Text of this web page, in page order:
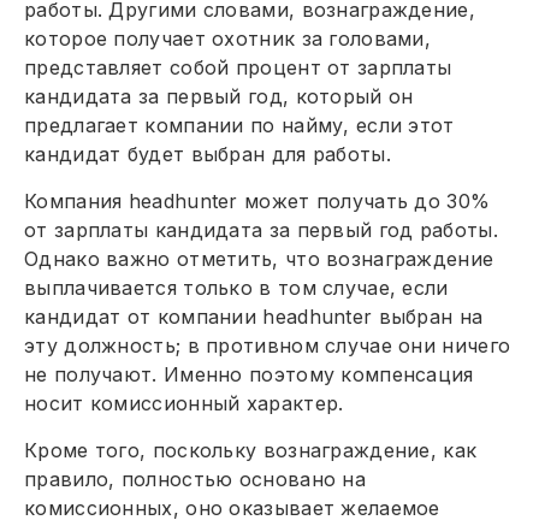
работы. Другими словами, вознаграждение,
которое получает охотник за головами,
представляет собой процент от зарплаты
кандидата за первый год, который он
предлагает компании по найму, если этот
кандидат будет выбран для работы.
Компания headhunter может получать до 30%
от зарплаты кандидата за первый год работы.
Однако важно отметить, что вознаграждение
выплачивается только в том случае, если
кандидат от компании headhunter выбран на
эту должность; в противном случае они ничего
не получают. Именно поэтому компенсация
носит комиссионный характер.
Кроме того, поскольку вознаграждение, как
правило, полностью основано на
комиссионных, оно оказывает желаемое